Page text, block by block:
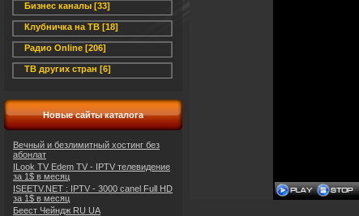
Бизнес каналы [33]
Клубничка на ТВ [18]
Радио Online [206]
ТВ других стран [6]
Новые сайты каталога
Вечный и безлимитный хостинг без
абонлат
ILook TV Edem TV - IPTV телевидение
за 1$ в месяц
ISEETV.NET : IPTV - 3000 canel Full HD
за 1$ в месяц
Беест Чейндж RU UA